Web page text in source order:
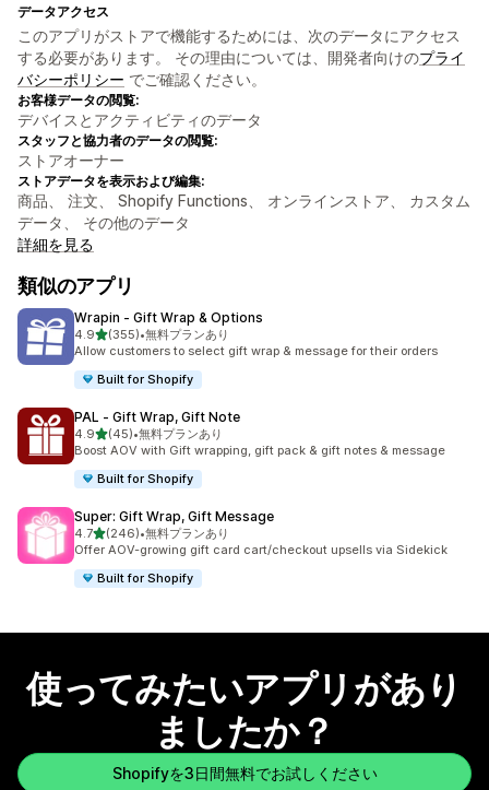
データアクセス
このアプリがストアで機能するためには、次のデータにアクセス
する必要があります。 その理由については、開発者向けのプライ
バシーポリシー でご確認ください。
お客様データの閲覧:
デバイスとアクティビティのデータ
スタッフと協力者のデータの閲覧:
ストアオーナー
ストアデータを表示および編集:
商品、 注文、 Shopify Functions、 オンラインストア、 カスタム
データ、 その他のデータ
詳細を見る
類似のアプリ
Wrapin ‑ Gift Wrap & Options
4.95つ星中
(355)
合計レビュー数：355件
•無料プランあり
Allow customers to select gift wrap & message for their orders
Built for Shopify
PAL ‑ Gift Wrap, Gift Note
4.95つ星中
(45)
合計レビュー数：45件
•無料プランあり
Boost AOV with Gift wrapping, gift pack & gift notes & message
Built for Shopify
Super: Gift Wrap, Gift Message
4.75つ星中
(246)
合計レビュー数：246件
•無料プランあり
Offer AOV-growing gift card cart/checkout upsells via Sidekick
Built for Shopify
使ってみたいアプリがあり
ましたか？
Shopifyを3日間無料でお試しください